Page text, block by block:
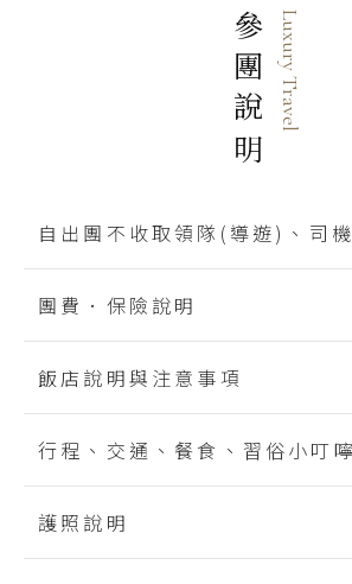
參團說明Luxury Travel
自出團不收取領隊(導遊)、司
旅遊硬體品質穩定是可控制
程中畫龍點睛的人物－導遊
要。導遊用心的為貴賓付出
理回報，以此期許導遊以最快
團費．保險說明
團費涵蓋為行程表中所列
與領隊合理報酬，其餘未
證照），皆屬個人支出。
貴賓繳交訂金後，國外旅
即生效，變更或取消行程
理；尾款請於出發前７日
飯店說明與注意事項
貴賓如單人報名於「團體」
時，仍無法安排2人一室，
差（房型以單人房為主）
行程、交通、餐食、習俗小叮嚀
日本餐食：
★「不再接受個人喜好調
護照說明